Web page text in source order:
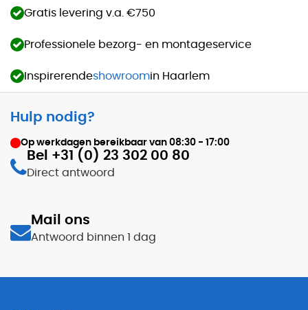
Gratis levering v.a. €750
Professionele bezorg- en montageservice
Inspirerendeshowroomin Haarlem
Hulp nodig?
Op werkdagen bereikbaar van 08:30 - 17:00
Bel +31 (0) 23 302 00 80
Direct antwoord
Mail ons
Antwoord binnen 1 dag